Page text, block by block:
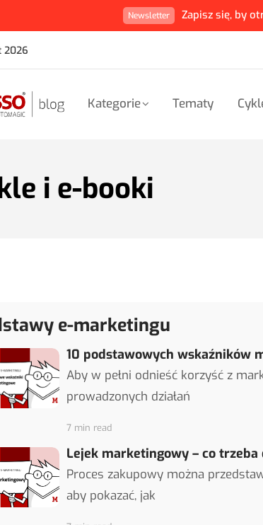
Newsletter Zapisz się, by
2026
Kategorie Tematy
i e-booki
e-marketingu
10 podstawowych wskaźników
Aby w pełni odnieść korzyść z
prowadzonych działań
7 min read
Lejek marketingowy – co trzeba
Proces zakupowy można
aby pokazać, jak